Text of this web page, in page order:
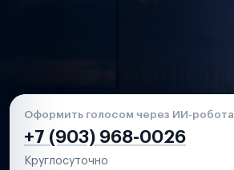
Оформить голосом через ИИ-робота
+7 (903) 968-0026
Круглосуточно